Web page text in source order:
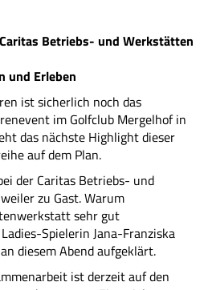
Betriebs- und Werkstätten
und Erleben
ist sicherlich noch das
im Golfclub Mergelhof in
das nächste Highlight dieser
auf dem Plan.
der Caritas Betriebs- und
zu Gast. Warum
sehr gut
Spielerin Jana-Franziska
diesem Abend aufgeklärt.
ist derzeit auf den